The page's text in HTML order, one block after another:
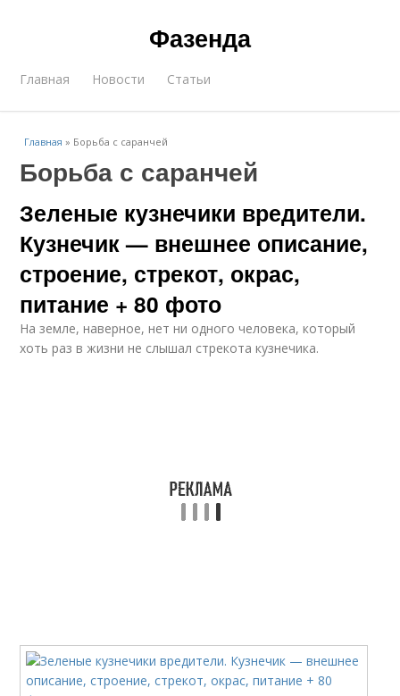
Фазенда
Главная Новости Статьи
Главная » Борьба с саранчей
Борьба с саранчей
Зеленые кузнечики вредители.
Кузнечик — внешнее описание,
строение, стрекот, окрас,
питание + 80 фото
На земле, наверное, нет ни одного человека, который
хоть раз в жизни не слышал стрекота кузнечика.